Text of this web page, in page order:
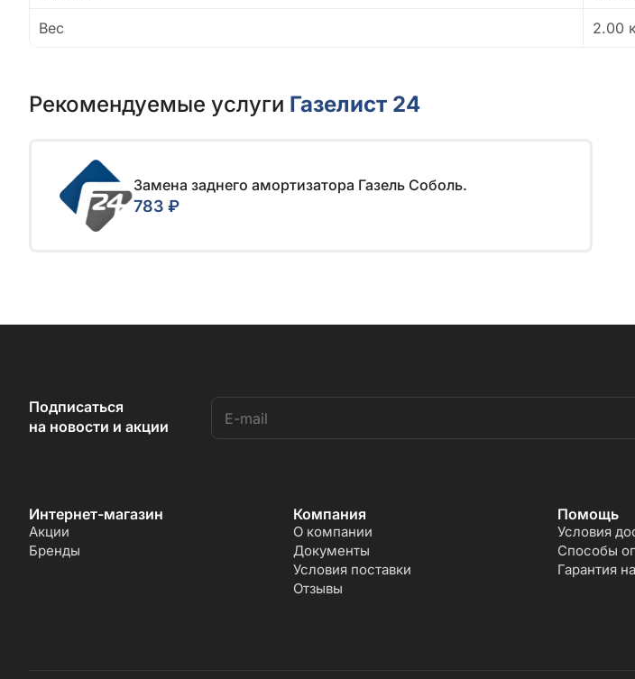
Вес 2.00
Рекомендуемые услуги Газелист 24
Замена заднего амортизатора Газель Соболь.
783 ₽
Подписаться
на новости и акции
Интернет-магазин
Акции
Бренды
Компания
О компании
Документы
Условия поставки
Отзывы
Помощь
Условия
Способы
Гарантия